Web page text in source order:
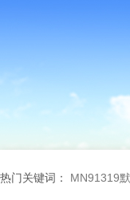
热门关键词： MN91319